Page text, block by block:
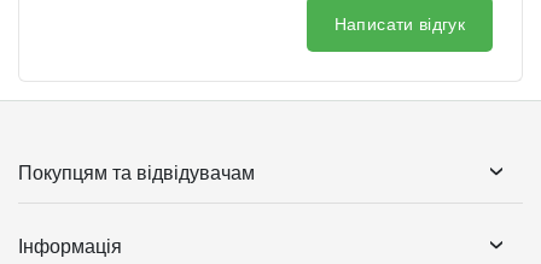
Написати відгук
Покупцям та відвідувачам
Інформація